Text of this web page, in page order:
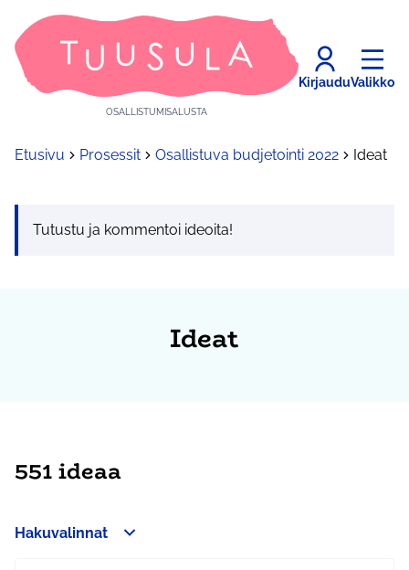
OSALLISTUMISALUSTA
KirjauduValikko
Etusivu Prosessit Osallistuva budjetointi 2022 Ideat
Tutustu ja kommentoi ideoita!
Ideat
551 ideaa
Hakuvalinnat